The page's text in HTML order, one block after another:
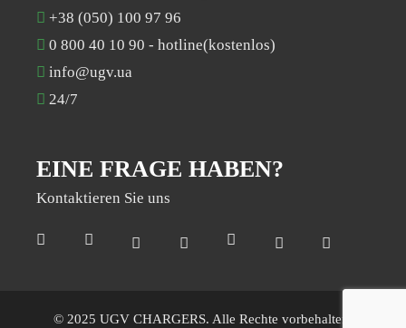
+38 (050) 100 97 96
0 800 40 10 90 - hotline(kostenlos)
info@ugv.ua
24/7
EINE FRAGE HABEN?
Kontaktieren Sie uns
© 2025 UGV CHARGERS. Alle Rechte vorbehalten.